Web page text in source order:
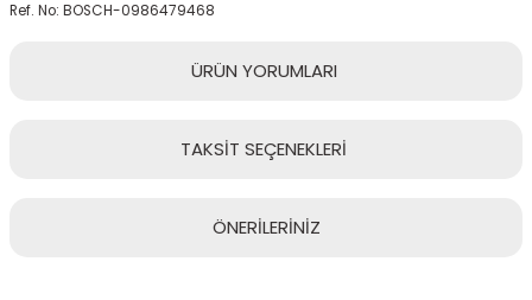
Ref. No: BOSCH-0986479468
ÜRÜN YORUMLARI
TAKSİT SEÇENEKLERİ
ÖNERİLERİNİZ